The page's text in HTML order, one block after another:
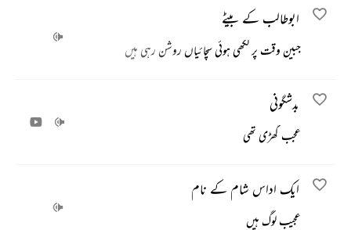
ابوطالب کے بیٹے
جبین وقت پر لکھی ہوئی سچائیاں روشن رہی ہیں
بدشگونی
عجب گھڑی تھی
ایک اداس شام کے نام
عجیب لوگ ہیں